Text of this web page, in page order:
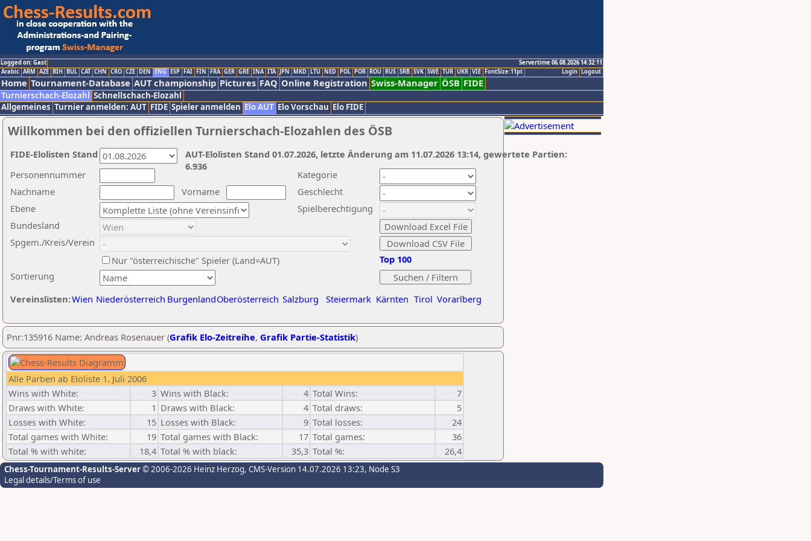
Logged on: Gast
Servertime 06.08.2026 14:32:11
Logout
Login
Arabic ARM AZE BIH BUL CAT CHN CRO CZE DEN ENG ESP FAI FIN FRA GER GRE INA ITA JPN MKD LTU NED POL POR ROU RUS SRB SVK SWE TUR UKR VIE FontSize:11pt
Home Tournament-Database AUT championship Pictures FAQ Online Registration Swiss-Manager ÖSB FIDE
Turnierschach-Elozahl Schnellschach-Elozahl
Allgemeines Turnier anmelden: AUT FIDE Spieler anmelden Elo AUT Elo Vorschau Elo FIDE
Willkommen bei den offiziellen Turnierschach-Elozahlen des ÖSB
Nachname
Vorname
Ebene
Kategorie
Sortierung
Personennummer
Bundesland
Spgem./Kreis/Verein
Geschlecht
Nur "österreichische" Spieler (Land=AUT)
Spielberechtigung
Vereinslisten:Wien Niederösterreich BurgenlandOberösterreich Salzburg Steiermark Kärnten Tirol Vorarlberg
Top 100
AUT-Elolisten Stand 01.07.2026, letzte Änderung am 11.07.2026 13:14, gewertete Partien:
6.936
FIDE-Elolisten Stand
Pnr:135916 Name: Andreas Rosenauer (Grafik Elo-Zeitreihe, Grafik Partie-Statistik)
Alle Partien ab Eloliste 1. Juli 2006
Wins with White:
3 Wins with Black: 4 Total Wins:
7
Draws with White:
1 Draws with Black: 4 Total draws:
5
Losses with White:
15 Losses with Black: 9 Total losses:
24
Total games with White:
19 Total games with Black: 17 Total games:
36
Total % with white:
18,4 Total % with black: 35,3 Total %: 26,4
Chess-Tournament-Results-Server© 2006-2026 Heinz Herzog, CMS-Version 14.07.2026 13:23, Node S3
Legal details/Terms of use